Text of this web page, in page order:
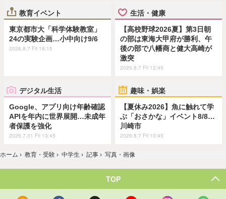
教育イベント
東京都市大「科学体験教室」
24の実験企画…小中向け9/6
2026.8.7 Fri 18:15
生活・健康
【高校野球2026夏】第3日朝
の部は東海大甲府が勝利、午
後の部で八幡商と健大高崎が
激突
2026.8.7 Fri 12:45
デジタル生活
Google、アプリ向け年齢確認
APIを年内に世界展開…未成年
者保護を強化
2026.7.31 Fri 13:45
趣味・娯楽
【夏休み2026】魚に触れて学
ぶ「おさかな」イベント8/8…
川崎市
2026.8.7 Fri 10:45
ホーム › 教育・受験 › 中学生 › 記事 › 写真・画像
TOP